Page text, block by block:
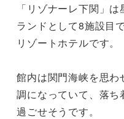
「リゾナーレ下関」
ランドとして8施設目
リゾートホテルです。
館内は関門海峡を思
調になっていて、落ち
過ごせそうです。